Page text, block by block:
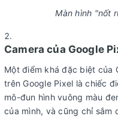
Màn hình "nốt
Camera của Google
Một điểm khá đặc biệt của
trên Google Pixel là chiếc
mô-đun hình vuông màu
của mình, và cũng chỉ sắm